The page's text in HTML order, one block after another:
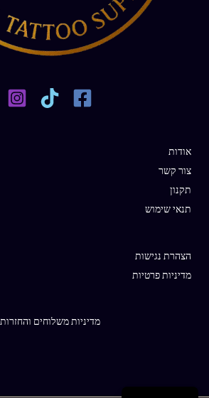
אודות
צור קשר
תקנון
תנאי שימוש
הצהרת נגישות
מדיניות פרטיות
מדיניות משלוחים והחזרות